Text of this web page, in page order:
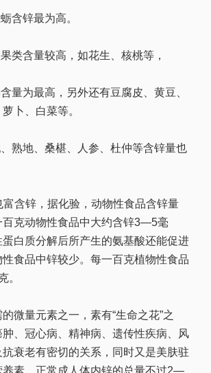
含锌最为高。
类含量较高，如花生、核桃等，
量为最高，另外还有豆腐皮、黄豆、
卜、白菜等。
熟地、桑椹、人参、杜仲等含锌量也
富含锌，据化验，动物性食品含锌量
百克动物性食品中大约含锌3—5毫
白质分解后所产生的氨基酸还能促进
食品中锌较少。每一百克植物性食品
。
微量元素之一，素有“生命之花”之
、冠心病、精神病、遗传性疾病、风
衰老有密切的关系，同时又是美肤驻
养素。正常成人体内锌的总量不过2—